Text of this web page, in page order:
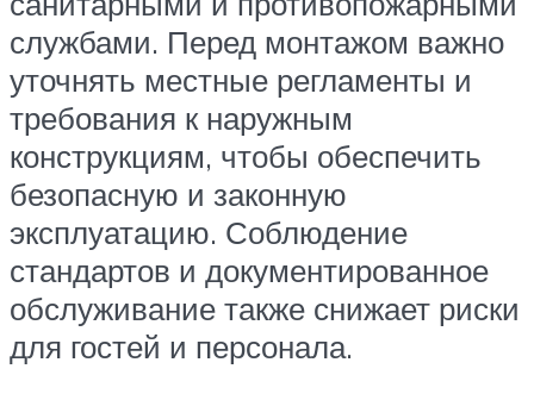
службами. Перед монтажом важно
уточнять местные регламенты и
требования к наружным
конструкциям, чтобы обеспечить
безопасную и законную
эксплуатацию. Соблюдение
стандартов и документированное
обслуживание также снижает риски
для гостей и персонала.